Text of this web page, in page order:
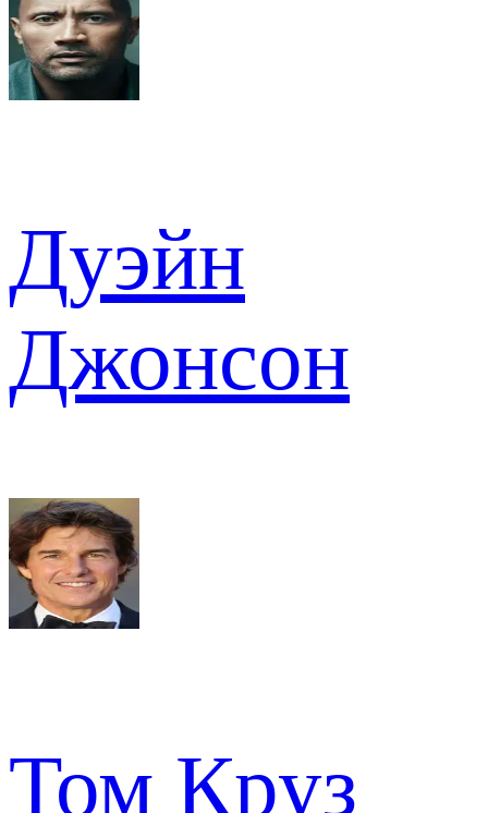
Дуэйн
Джонсон
Том Круз